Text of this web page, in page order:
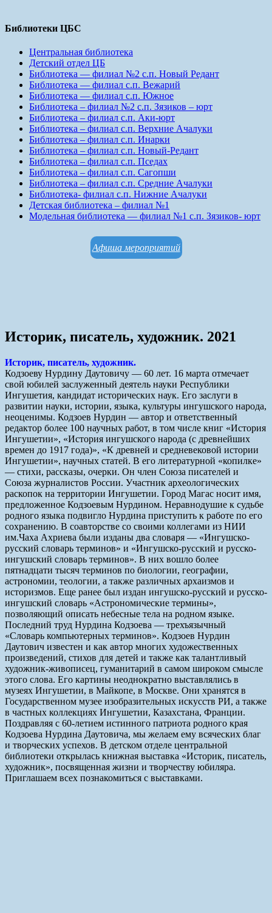
Библиотеки ЦБС
Центральная библиотека
Детский отдел ЦБ
Библиотека — филиал №2 с.п. Новый Редант
Библиотека — филиал с.п. Вежарий
Библиотека — филиал с.п. Южное
Библиотека – филиал №2 с.п. Зязиков – юрт
Библиотека – филиал с.п. Аки-юрт
Библиотека – филиал с.п. Верхние Ачалуки
Библиотека – филиал с.п. Инарки
Библиотека – филиал с.п. Новый-Редант
Библиотека – филиал с.п. Пседах
Библиотека – филиал с.п. Сагопши
Библиотека – филиал с.п. Средние Ачалуки
Библиотека- филиал с.п. Нижние Ачалуки
Детская библиотека – филиал №1
Модельная библиотека — филиал №1 с.п. Зязиков- юрт
Афиша мероприятий
Историк, писатель, художник. 2021
Историк, писатель, художник.
Кодзоеву Нурдину Даутовичу — 60 лет. 16 марта отмечает
свой юбилей заслуженный деятель науки Республики
Ингушетия, кандидат исторических наук. Его заслуги в
развитии науки, истории, языка, культуры ингушского народа,
неоценимы. Кодзоев Нурдин — автор и ответственный
редактор более 100 научных работ, в том числе книг «История
Ингушетии», «История ингушского народа (с древнейших
времен до 1917 года)», «К древней и средневековой истории
Ингушетии», научных статей. В его литературной «копилке»
— стихи, рассказы, очерки. Он член Союза писателей и
Союза журналистов России. Участник археологических
раскопок на территории Ингушетии. Город Магас носит имя,
предложенное Кодзоевым Нурдином. Неравнодушие к судьбе
родного языка подвигло Нурдина приступить к работе по его
сохранению. В соавторстве со своими коллегами из НИИ
им.Чаха Ахриева были изданы два словаря — «Ингушско-
русский словарь терминов» и «Ингушско-русский и русско-
ингушский словарь терминов». В них вошло более
пятнадцати тысяч терминов по биологии, географии,
астрономии, теологии, а также различных архаизмов и
историзмов. Еще ранее был издан ингушско-русский и русско-
ингушский словарь «Астрономические термины»,
позволяющий описать небесные тела на родном языке.
Последний труд Нурдина Кодзоева — трехъязычный
«Словарь компьютерных терминов». Кодзоев Нурдин
Даутович известен и как автор многих художественных
произведений, стихов для детей и также как талантливый
художник-живописец, гуманитарий в самом широком смысле
этого слова. Его картины неоднократно выставлялись в
музеях Ингушетии, в Майкопе, в Москве. Они хранятся в
Государственном музее изобразительных искусств РИ, а также
в частных коллекциях Ингушетии, Казахстана, Франции.
Поздравляя с 60-летием истинного патриота родного края
Кодзоева Нурдина Даутовича, мы желаем ему всяческих благ
и творческих успехов. В детском отделе центральной
библиотеки открылась книжная выставка «Историк, писатель,
художник», посвященная жизни и творчеству юбиляра.
Приглашаем всех познакомиться с выставками.